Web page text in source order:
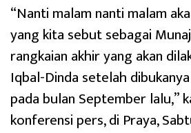
“Nanti malam nanti malam
yang kita sebut sebagai
rangkaian akhir yang akan
Iqbal-Dinda setelah
pada bulan September lalu,”
konferensi pers, di Praya,